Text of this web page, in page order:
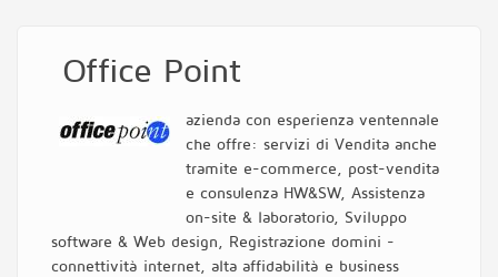
Office Point
azienda con esperienza ventennale
che offre: servizi di Vendita anche
tramite e-commerce, post-vendita
e consulenza HW&SW, Assistenza
on-site & laboratorio, Sviluppo
software & Web design, Registrazione domini -
connettività internet, alta affidabilità e business